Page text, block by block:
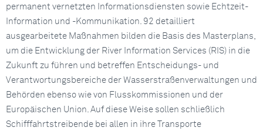
permanent vernetzten Informationsdiensten sowie Echtzeit-
Information und -Kommunikation. 92 detailliert
ausgearbeitete Maßnahmen bilden die Basis des Masterplans,
um die Entwicklung der River Information Services (RIS) in die
Zukunft zu führen und betreffen Entscheidungs- und
Verantwortungsbereiche der Wasserstraßenverwaltungen und
Behörden ebenso wie von Flusskommissionen und der
Europäischen Union. Auf diese Weise sollen schließlich
Schifffahrtstreibende bei allen in ihre Transporte